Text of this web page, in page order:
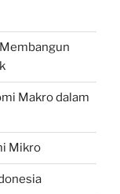
Makro dalam
Mikro